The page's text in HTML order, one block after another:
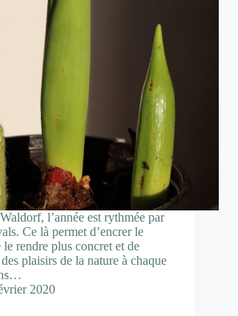
l’année est rythmée par
Ce là permet d’encrer le
le rendre plus concret et de
plaisirs de la nature à chaque
2020